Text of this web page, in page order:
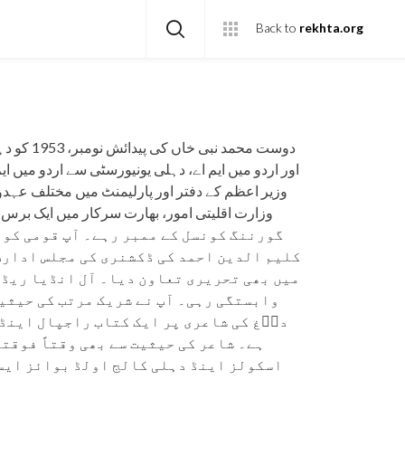
Back to rekhta.org
دوست
اور اردو میں ایم اے، دہلی یونیورسٹی سے اردو
وزیر اعظم کے دفتر اور پارلیمنٹ میں مختلف
گورننگ کونسل کے ممبر رہے۔ آپ قومی
کلیم الدین احمد کی ڈکشنری کی مجلس
میں بھی تحریری تعاون دیا۔ آل انڈیا
وابستگی رہی۔ آپ نے شریک مرتب کی
داؔغ کی شاعری پر ایک کتاب راجپال
ہے۔ شاعر کی حیثیت سے بھی وقتاً
اسکولز اینڈ دہلی کالج اولڈ بوائز